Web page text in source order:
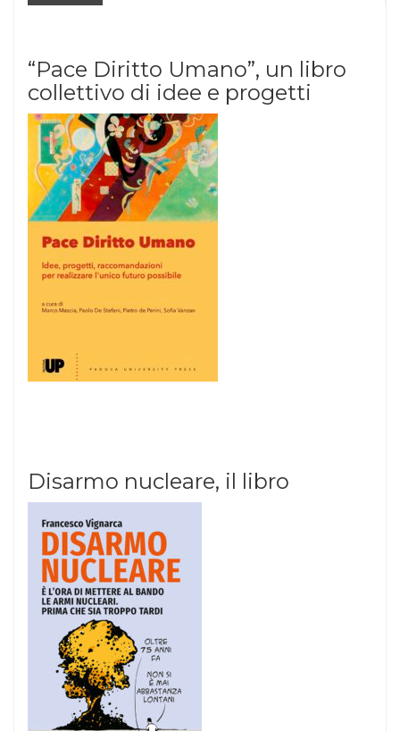
“Pace Diritto Umano”, un libro
collettivo di idee e progetti
Disarmo nucleare, il libro